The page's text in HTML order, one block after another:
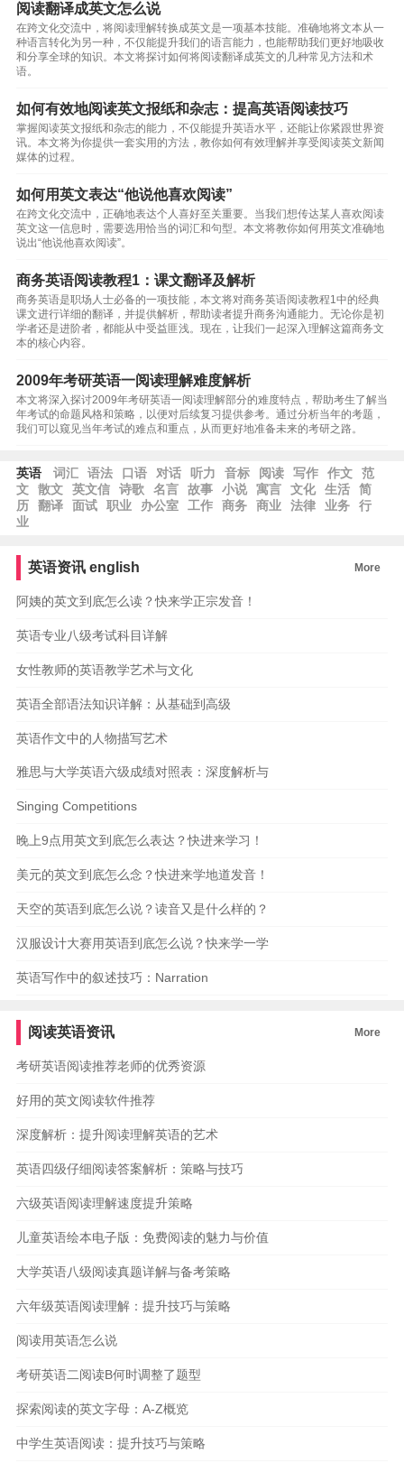
阅读翻译成英文怎么说
在跨文化交流中，将阅读理解转换成英文是一项基本技能。准确地将文本从一
种语言转化为另一种，不仅能提升我们的语言能力，也能帮助我们更好地吸收
和分享全球的知识。本文将探讨如何将阅读翻译成英文的几种常见方法和术
语。
如何有效地阅读英文报纸和杂志：提高英语阅读技巧
掌握阅读英文报纸和杂志的能力，不仅能提升英语水平，还能让你紧跟世界资
讯。本文将为你提供一套实用的方法，教你如何有效理解并享受阅读英文新闻
媒体的过程。
如何用英文表达“他说他喜欢阅读”
在跨文化交流中，正确地表达个人喜好至关重要。当我们想传达某人喜欢阅读
英文这一信息时，需要选用恰当的词汇和句型。本文将教你如何用英文准确地
说出“他说他喜欢阅读”。
商务英语阅读教程1：课文翻译及解析
商务英语是职场人士必备的一项技能，本文将对商务英语阅读教程1中的经典
课文进行详细的翻译，并提供解析，帮助读者提升商务沟通能力。无论你是初
学者还是进阶者，都能从中受益匪浅。现在，让我们一起深入理解这篇商务文
本的核心内容。
2009年考研英语一阅读理解难度解析
本文将深入探讨2009年考研英语一阅读理解部分的难度特点，帮助考生了解当
年考试的命题风格和策略，以便对后续复习提供参考。通过分析当年的考题，
我们可以窥见当年考试的难点和重点，从而更好地准备未来的考研之路。
英语 词汇 语法 口语 对话 听力 音标 阅读 写作 作文
范
文
散文 英文信 诗歌 名言 故事 小说 寓言 文化 生活
简
历
翻译 面试 职业 办公室 工作 商务 商业 法律 业务
行
业
英语资讯 english More
阿姨的英文到底怎么读？快来学正宗发音！
英语专业八级考试科目详解
女性教师的英语教学艺术与文化
英语全部语法知识详解：从基础到高级
英语作文中的人物描写艺术
雅思与大学英语六级成绩对照表：深度解析与
Singing Competitions
晚上9点用英文到底怎么表达？快进来学习！
美元的英文到底怎么念？快进来学地道发音！
天空的英语到底怎么说？读音又是什么样的？
汉服设计大赛用英语到底怎么说？快来学一学
英语写作中的叙述技巧：Narration
阅读英语资讯 More
考研英语阅读推荐老师的优秀资源
好用的英文阅读软件推荐
深度解析：提升阅读理解英语的艺术
英语四级仔细阅读答案解析：策略与技巧
六级英语阅读理解速度提升策略
儿童英语绘本电子版：免费阅读的魅力与价值
大学英语八级阅读真题详解与备考策略
六年级英语阅读理解：提升技巧与策略
阅读用英语怎么说
考研英语二阅读B何时调整了题型
探索阅读的英文字母：A-Z概览
中学生英语阅读：提升技巧与策略